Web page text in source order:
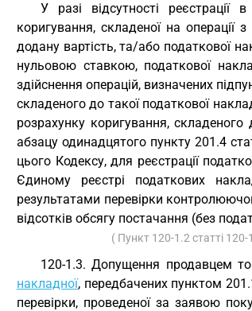
У разі відсутності
коригування, складеної на
додану вартість, та/або податкової
нульовою ставкою, податкової
здійснення операцій, визначених
складеного до такої податкової
розрахунку коригування, складеного
абзацу одинадцятого пункту 201.4
цього Кодексу, для реєстрації
Єдиному реєстрі податкових
результатами перевірки
відсотків обсягу постачання (без
( Пункт 120-1.2 статті
120-1.3. Допущення продавцем
накладної, передбачених пунктом
перевірки, проведеної за заявою